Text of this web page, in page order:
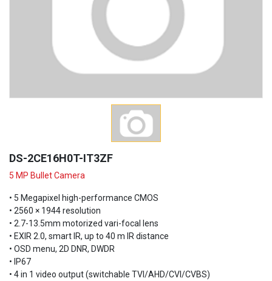
DS-2CE16H0T-IT3ZF
5 MP Bullet Camera
• 5 Megapixel high-performance CMOS
• 2560 × 1944 resolution
• 2.7-13.5mm motorized vari-focal lens
• EXIR 2.0, smart IR, up to 40 m IR distance
• OSD menu, 2D DNR, DWDR
• IP67
• 4 in 1 video output (switchable TVI/AHD/CVI/CVBS)